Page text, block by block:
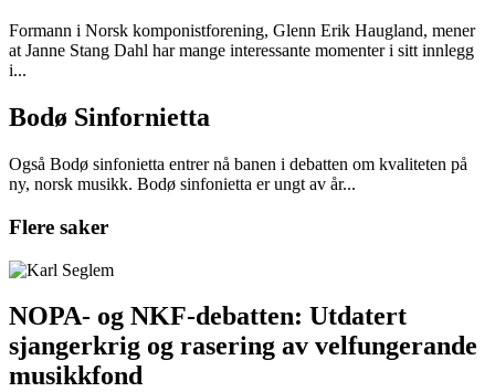
Formann i Norsk komponistforening, Glenn Erik Haugland, mener
at Janne Stang Dahl har mange interessante momenter i sitt innlegg
i...
Bodø Sinfornietta
Også Bodø sinfonietta entrer nå banen i debatten om kvaliteten på
ny, norsk musikk. Bodø sinfonietta er ungt av år...
Flere saker
NOPA- og NKF-debatten: Utdatert
sjangerkrig og rasering av velfungerande
musikkfond